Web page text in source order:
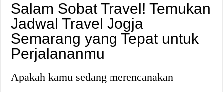
Salam Sobat Travel! Temukan
Jadwal Travel Jogja
Semarang yang Tepat untuk
Perjalananmu
Apakah kamu sedang merencanakan